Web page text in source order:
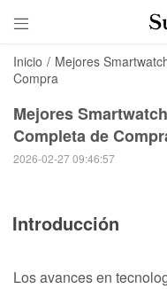

Inicio / Mejores
Compra
Mejores
Completa de
2026-02-27 09:46:57
Introducción
Los avances en